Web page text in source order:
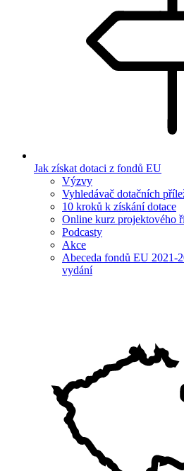
Jak získat dotaci z fondů EU
Výzvy
Vyhledávač dotačních
10 kroků k získání dotace
Online kurz projektového
Podcasty
Akce
Abeceda fondů EU 2021-
vydání